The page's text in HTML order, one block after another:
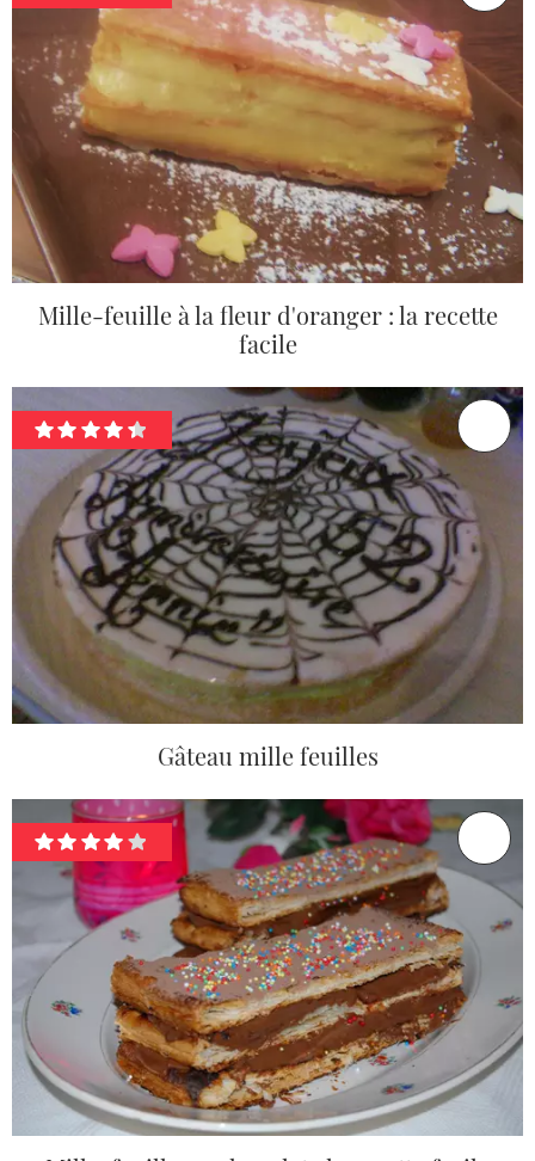
Mille-feuille à la fleur d'oranger : la recette
facile
Gâteau mille feuilles